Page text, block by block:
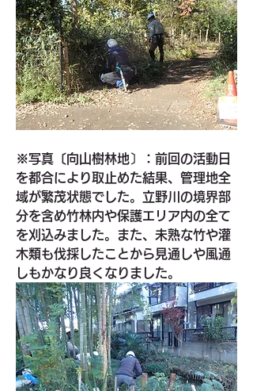
※写真〔向山樹林地〕：前回の活動日
を都合により取止めた結果、管理地全
域が繁茂状態でした。立野川の境界部
分を含め竹林内や保護エリア内の全て
を刈込みました。また、未熟な竹や灌
木類も伐採したことから見通しや風通
しもかなり良くなりました。